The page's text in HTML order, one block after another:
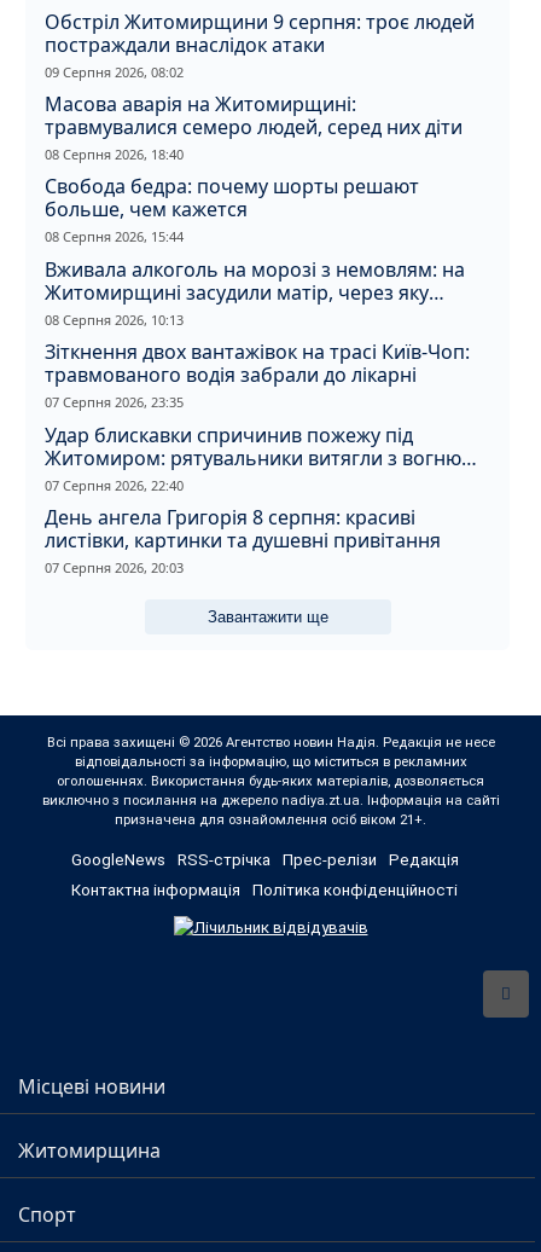
Обстріл Житомирщини 9 серпня: троє людей
постраждали внаслідок атаки
09 Серпня 2026, 08:02
Масова аварія на Житомирщині:
травмувалися семеро людей, серед них діти
08 Серпня 2026, 18:40
Свобода бедра: почему шорты решают
больше, чем кажется
08 Серпня 2026, 15:44
Вживала алкоголь на морозі з немовлям: на
Житомирщині засудили матір, через яку
дитина отримала обмороження
08 Серпня 2026, 10:13
Зіткнення двох вантажівок на трасі Київ-Чоп:
травмованого водія забрали до лікарні
07 Серпня 2026, 23:35
Удар блискавки спричинив пожежу під
Житомиром: рятувальники витягли з вогню
кота
07 Серпня 2026, 22:40
День ангела Григорія 8 серпня: красиві
листівки, картинки та душевні привітання
07 Серпня 2026, 20:03
Завантажити ще
Всі права захищені © 2026 Агентство новин Надія. Редакція не несе
відповідальності за інформацію, що міститься в рекламних
оголошеннях. Використання будь-яких матеріалів, дозволяється
виключно з посилання на джерело nadiya.zt.ua. Інформація на сайті
призначена для ознайомлення осіб віком 21+.
GoogleNews RSS-стрічка Прес-релізи
Редакція
Контактна інформація
Політика конфіденційності
Місцеві новини
Житомирщина
Спорт